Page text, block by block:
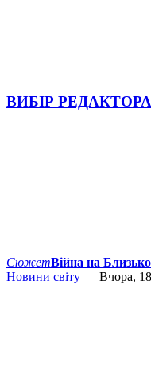
ВИБІР РЕДАКТОРА
СюжетВійна на
Новини світу — Вчора,